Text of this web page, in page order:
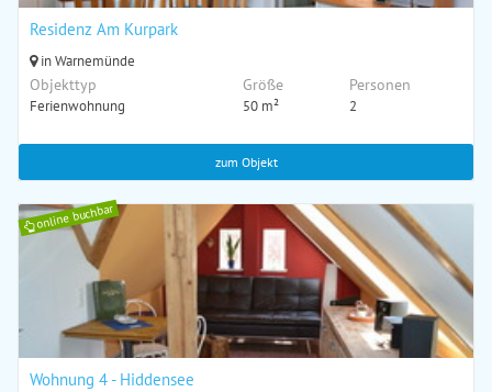
Residenz Am Kurpark
in Warnemünde
Objekttyp
Ferienwohnung
Größe
50 m²
Personen
2
zum Objekt
online buchbar
Wohnung 4 - Hiddensee